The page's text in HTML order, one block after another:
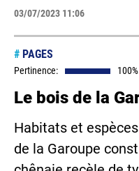
03/07/2023 11:06
# PAGES
Pertinence: 100%
Le bois de la
Habitats et
de la Garoupe